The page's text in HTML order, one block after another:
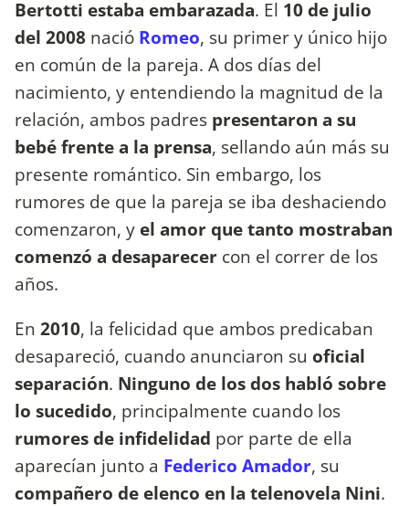
Bertotti estaba embarazada. El 10 de julio
del 2008 nació Romeo, su primer y único hijo
en común de la pareja. A dos días del
nacimiento, y entendiendo la magnitud de la
relación, ambos padres presentaron a su
bebé frente a la prensa, sellando aún más su
presente romántico. Sin embargo, los
rumores de que la pareja se iba deshaciendo
comenzaron, y el amor que tanto mostraban
comenzó a desaparecer con el correr de los
años.
En 2010, la felicidad que ambos predicaban
desapareció, cuando anunciaron su oficial
separación. Ninguno de los dos habló sobre
lo sucedido, principalmente cuando los
rumores de infidelidad por parte de ella
aparecían junto a Federico Amador, su
compañero de elenco en la telenovela Nini.